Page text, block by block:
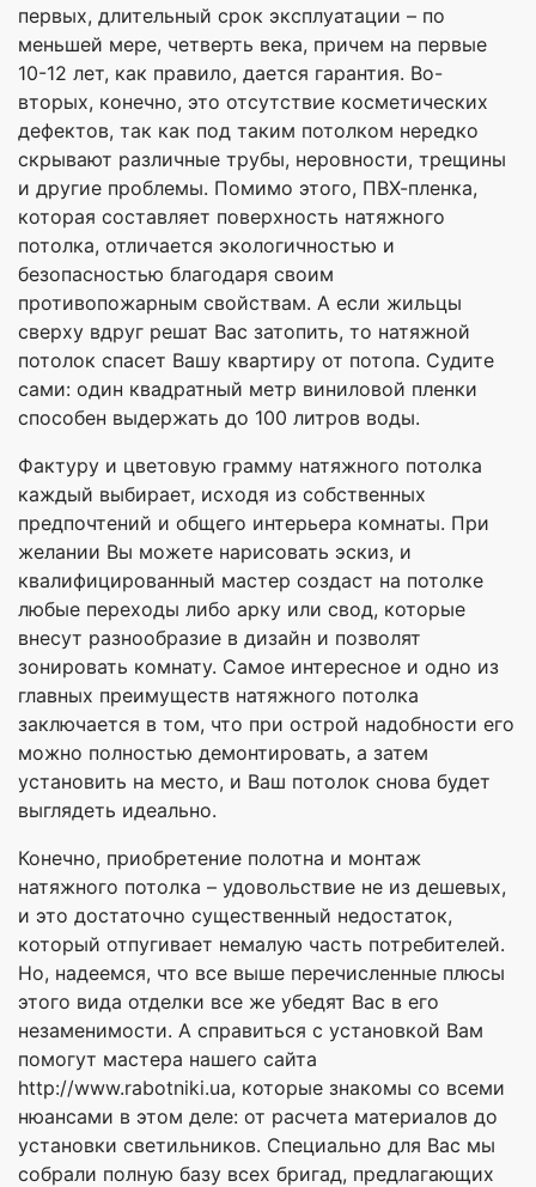
первых, длительный срок эксплуатации – по
меньшей мере, четверть века, причем на первые
10-12 лет, как правило, дается гарантия. Во-
вторых, конечно, это отсутствие косметических
дефектов, так как под таким потолком нередко
скрывают различные трубы, неровности, трещины
и другие проблемы. Помимо этого, ПВХ-пленка,
которая составляет поверхность натяжного
потолка, отличается экологичностью и
безопасностью благодаря своим
противопожарным свойствам. А если жильцы
сверху вдруг решат Вас затопить, то натяжной
потолок спасет Вашу квартиру от потопа. Судите
сами: один квадратный метр виниловой пленки
способен выдержать до 100 литров воды.
Фактуру и цветовую грамму натяжного потолка
каждый выбирает, исходя из собственных
предпочтений и общего интерьера комнаты. При
желании Вы можете нарисовать эскиз, и
квалифицированный мастер создаст на потолке
любые переходы либо арку или свод, которые
внесут разнообразие в дизайн и позволят
зонировать комнату. Самое интересное и одно из
главных преимуществ натяжного потолка
заключается в том, что при острой надобности его
можно полностью демонтировать, а затем
установить на место, и Ваш потолок снова будет
выглядеть идеально.
Конечно, приобретение полотна и монтаж
натяжного потолка – удовольствие не из дешевых,
и это достаточно существенный недостаток,
который отпугивает немалую часть потребителей.
Но, надеемся, что все выше перечисленные плюсы
этого вида отделки все же убедят Вас в его
незаменимости. А справиться с установкой Вам
помогут мастера нашего сайта
http://www.rabotniki.ua, которые знакомы со всеми
нюансами в этом деле: от расчета материалов до
установки светильников. Специально для Вас мы
собрали полную базу всех бригад, предлагающих